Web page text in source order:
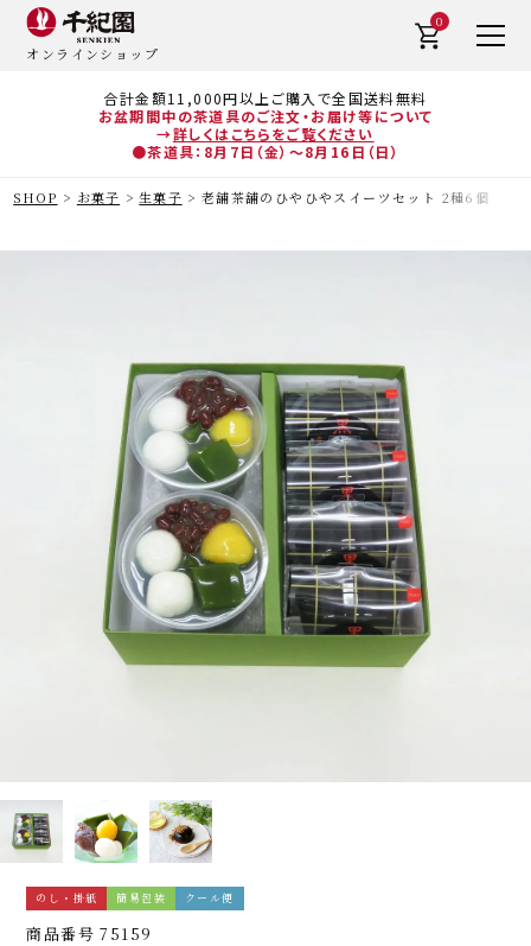
合計金額11,000円以上ご購入で全国送料無料
お盆期間中の茶道具のご注文・お届け等について
→詳しくはこちらをご覧ください
●茶道具：8月7日（金）～8月16日（日）
オンラインショップ
0
SHOP お菓子 生菓子 老舗茶舗のひやひやスイーツセット 2種6個
のし・掛紙 簡易包装 クール便
商品番号 75159